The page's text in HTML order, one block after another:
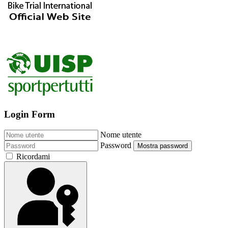
Login Form
Nome utente
Password
Mostra password
Ricordami